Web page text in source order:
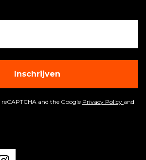
Inschrijven
and the Google Privacy Policy and